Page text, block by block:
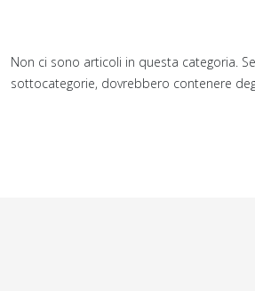
Non ci sono articoli in questa categoria.
sottocategorie, dovrebbero contenere